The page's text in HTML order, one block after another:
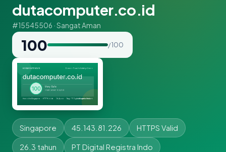
dutacomputer.co.id
#15545506 · Sangat Aman
100 / 100
Singapore 45.143.81.226 HTTPS Valid
26.3 tahun PT Digital Registra Indo